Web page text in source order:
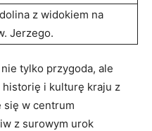
z widokiem na
Jerzego.
tylko przygoda, ale
historię i kulturę kraju z
się w centrum
z surowym urok